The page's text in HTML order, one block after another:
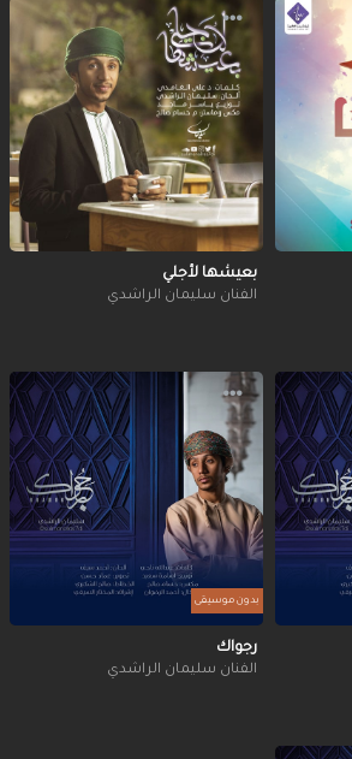
بعيشها لأجلي
الفنان سليمان الراشدي
بدون موسيقى
رجواك
الفنان سليمان الراشدي